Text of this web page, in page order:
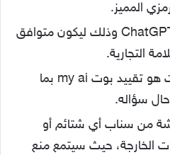
المميز.
تم تعديل سناب بوت ChatGPT وذلك ليكون متوافق
التجارية.
ومن بين تلك التعديلات هو تقييد بوت my ai بما
سؤاله.
من سناب أي شتائم أو
الخارجة، حيث سيتمع منع